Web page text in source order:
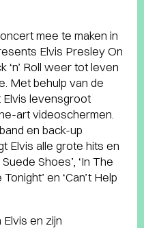
mee te maken in
Elvis Presley On
‘n’ Roll weer tot leven
Met behulp van de
levensgroot
art videoschermen.
en back-up
Elvis alle grote hits en
Shoes’, ‘In The
en ‘Can’t Help
en zijn